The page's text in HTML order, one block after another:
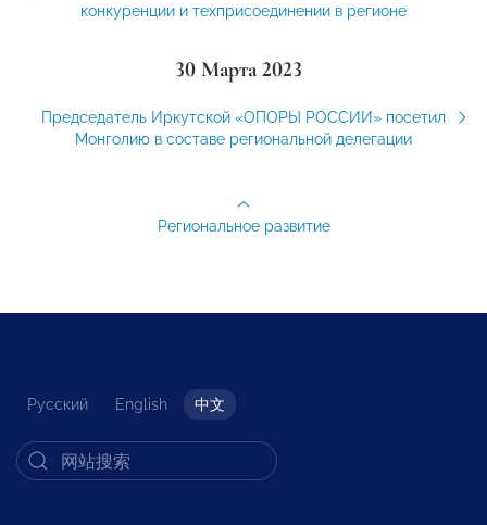
конкуренции и техприсоединении в регионе
30 Марта 2023
Председатель Иркутской «ОПОРЫ РОССИИ» посетил
Монголию в составе региональной делегации
Региональное развитие
Русский English 中文